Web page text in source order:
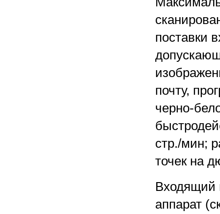
поставки
почту,
черно-
стр./мин;
точек на
Входящий
аппарат